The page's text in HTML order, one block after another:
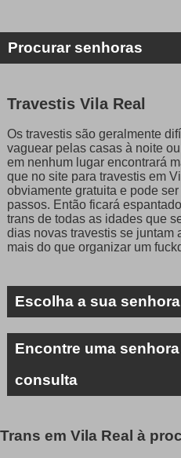
Procurar senhoras
Travestis Vila Real
Os travestis são geralmente
vaguear pelas casas à noite
em nenhum lugar encontrará
que no site para travestis em
obviamente gratuita e pode
passos. Então ficará
trans de todas as idades que
dias novas travestis se juntam
mais do que organizar um
Escolha a sua senhora
Encontre uma
consulta
Trans em Vila Real à